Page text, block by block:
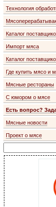
Технология
Каталог
Импорт мяса
Каталог
Где купить мясо и
Мясные рестораны
С юмором о мясе
Есть вопрос?
Мясные новости
Проект о мясе